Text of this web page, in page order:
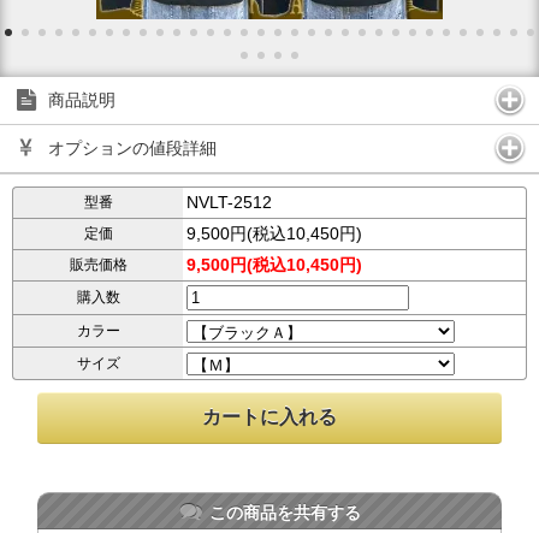
商品説明
オプションの値段詳細
型番 NVLT-2512
定価 9,500円(税込10,450円)
販売価格 9,500円(税込10,450円)
購入数
カラー
サイズ
この商品を共有する